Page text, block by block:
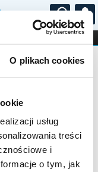
O plikach cookies
usług
treści
i
o tym, jak
...
STAND-UP
wydarzenie